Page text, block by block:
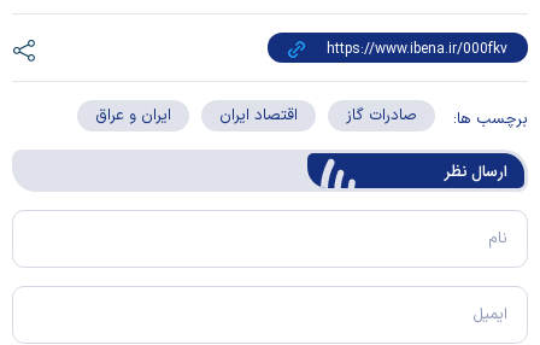
برچسب ها: صادرات گاز اقتصاد ایران ایران و عراق
ارسال‌ نظر